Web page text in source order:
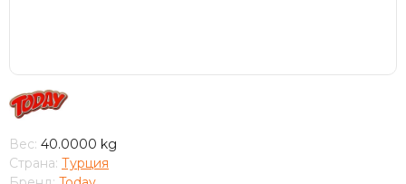
Вес: 40.0000 kg
Страна: Турция